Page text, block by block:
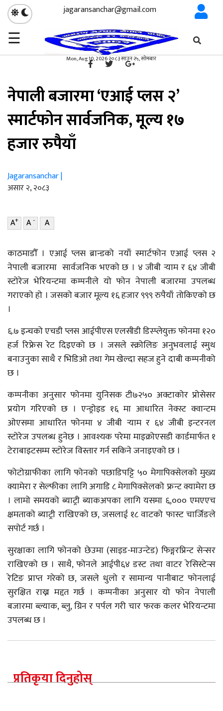
jagaransanchar@gmail.com
☰
Mon, Aug 10, 2026 २०८३ साउन २५, सोमबार
×
गृहपृष्ठ सूचना/प्रविधि
सूचना/प्रविधि
नेपाली बजारमा ‘एआई प्लस २’
स्मार्टफोन सार्वजनिक, मूल्य १७
हजार रुपैयाँ
Jagaransanchar |
असार २, २०८३
A+ A- A
काठमाडौँ । एआई प्लस ब्रान्डको नयाँ स्मार्टफोन एआई प्लस २
नेपाली बजारमा सार्वजनिक भएको छ । ४ जीबी र्‍याम र ६४ जीबी
स्टोरेज भेरियन्टमा कम्पनीले यो फोन नेपाली बजारमा उपलब्ध
गराएको हो । जसको बजार मूल्य १६ हजार ९९९ रुपैयाँ तोकिएको छ
।
६.७ इन्चको एचडी प्लस आईपीएस एलसीडी डिस्प्लेयुक्त फोनमा १२०
हर्ज रिफ्रेस रेट दिइएको छ । जसले स्क्रोलिङ अनुभवलाई स्मुथ
बनाउनुका साथै र भिडिओ तथा गेम खेल्दा सहज हुने दाबी कम्पनीको
छ ।
कम्पनीका अनुसार फोनमा युनिसक टी७२५० अक्टाकोर प्रोसेसर
प्रयोग गरिएको छ । एन्ड्रोइड १६ मा आधारित नेक्स्ट क्वान्टम
ओएसमा आधारित फोनमा ४ जीबी र्‍याम र ६४ जीबी इन्टरनल
स्टोरेज उपलब्ध हुनेछ । आवश्यक परेमा माइक्रोएसडी कार्डमार्फत १
टेराबाइटसम्म स्टोरेज विस्तार गर्न सकिने जनाइएको छ ।
फोटोग्राफीका लागि फोनको पछाडिपट्टि ५० मेगापिक्सेलको मुख्य
क्यामेरा र सेल्फीका लागि अगाडि ८ मेगापिक्सेलको फ्रन्ट क्यामेरा छ
। लामो समयको ब्याट्री ब्याकअपका लागि यसमा ६,००० एमएएच
क्षमताको ब्याट्री राखिएको छ, जसलाई १८ वाटको फास्ट चार्जिङले
सपोर्ट गर्छ ।
सुरक्षाका लागि फोनको छेउमा (साइड-माउन्टेड) फिङ्गरप्रिन्ट सेन्सर
राखिएको छ । साथै, फोनले आईपी६४ डस्ट तथा वाटर रेसिस्टेन्स
रेटिङ प्राप्त गरेको छ, जसले धुलो र सामान्य पानीबाट फोनलाई
सुरक्षित राख्न मद्दत गर्छ । कम्पनीका अनुसार यो फोन नेपाली
बजारमा ब्ल्याक, ब्लु, ग्रिन र पर्पल गरी चार फरक कलर भेरियन्टमा
उपलब्ध छ ।
प्रतिकृया दिनुहोस्